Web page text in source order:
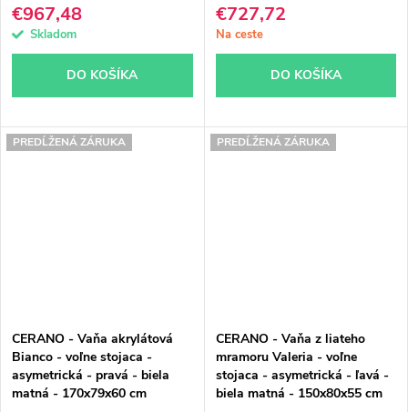
€967,48
Skladom
DO KOŠÍKA
€727,72
Na ceste
DO KOŠÍKA
PREDĹŽENÁ ZÁRUKA
CERANO - Vaňa akrylátová
Bianco - voľne stojaca -
asymetrická - pravá - biela
matná - 170x79x60 cm
PREDĹŽENÁ ZÁRUKA
CERANO - Vaňa z liateho
mramoru Valeria - voľne
stojaca - asymetrická - ľavá -
biela matná - 150x80x55 cm